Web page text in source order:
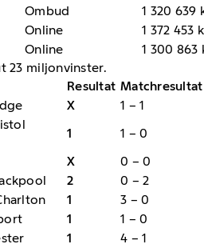
Ombud
1 320 639
Online
1 372 453
Online
1 300 863
23 miljonvinster.
Resultat Matchresultat
X
1 – 1
1
1 – 0
X
0 – 0
2
0 – 2
1
3 – 0
1
1 – 0
1
4 – 1